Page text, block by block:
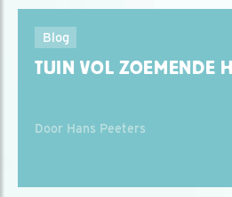
Blog
TUIN VOL ZOEMENDE
Door Hans Peeters